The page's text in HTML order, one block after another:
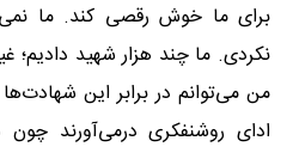
برای ما خوش رقصی کند. ما
نکردی. ما چند هزار شهید دادیم؛
من می‌توانم در برابر این
ادای روشنفکری درمی‌آورند